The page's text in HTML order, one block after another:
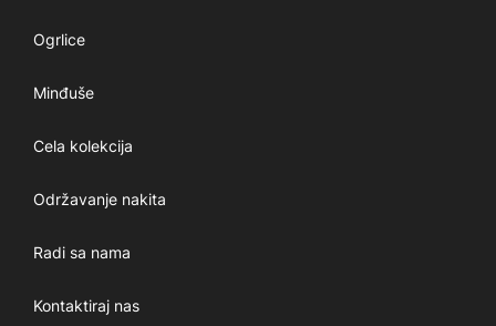
Ogrlice
Minđuše
Cela kolekcija
Održavanje nakita
Radi sa nama
Kontaktiraj nas